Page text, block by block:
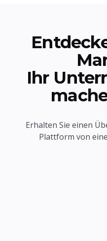
Ihr
Erhalten Sie einen
Plattform von